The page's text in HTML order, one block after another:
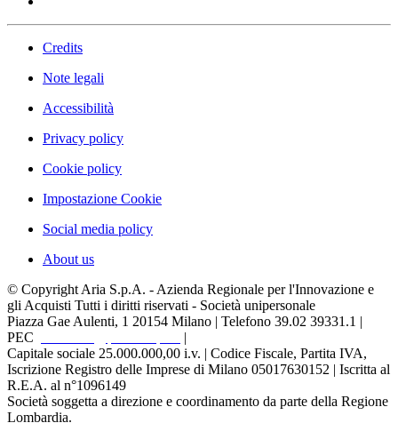
Credits
Note legali
Accessibilità
Privacy policy
Cookie policy
Impostazione Cookie
Social media policy
About us
© Copyright Aria S.p.A. - Azienda Regionale per l'Innovazione e
gli Acquisti Tutti i diritti riservati - Società unipersonale
Piazza Gae Aulenti, 1 20154 Milano | Telefono 39.02 39331.1 |
PEC
|
Capitale sociale 25.000.000,00 i.v. | Codice Fiscale, Partita IVA,
Iscrizione Registro delle Imprese di Milano 05017630152 | Iscritta al
R.E.A. al n°1096149
Società soggetta a direzione e coordinamento da parte della Regione
Lombardia.